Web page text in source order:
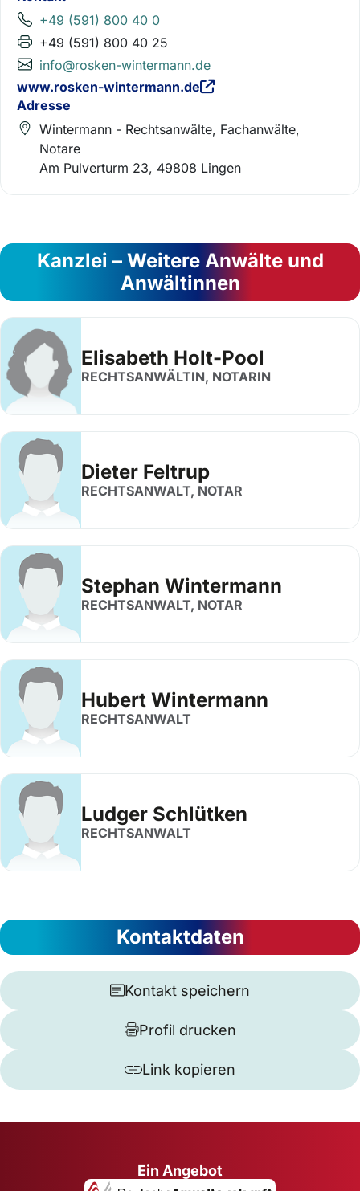
+49 (591) 800 40 0
+49 (591) 800 40 25
info@rosken-wintermann.de
www.rosken-wintermann.de
Adresse
Wintermann - Rechtsanwälte, Fachanwälte,
Notare
Am Pulverturm 23, 49808 Lingen
Kanzlei – Weitere Anwälte und
Anwältinnen
Elisabeth Holt-Pool
RECHTSANWÄLTIN, NOTARIN
Dieter Feltrup
RECHTSANWALT, NOTAR
Stephan Wintermann
RECHTSANWALT, NOTAR
Hubert Wintermann
RECHTSANWALT
Ludger Schlütken
RECHTSANWALT
Kontaktdaten
Kontakt speichern
Profil drucken
Link kopieren
Ein Angebot